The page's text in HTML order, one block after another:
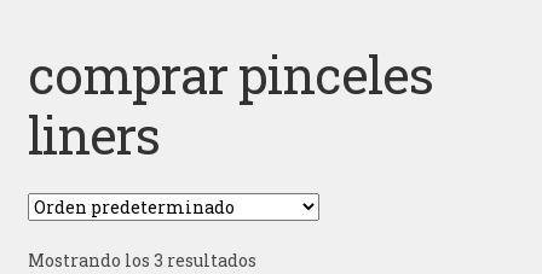
Blog
comprar pinceles
liners
Mostrando los 3 resultados